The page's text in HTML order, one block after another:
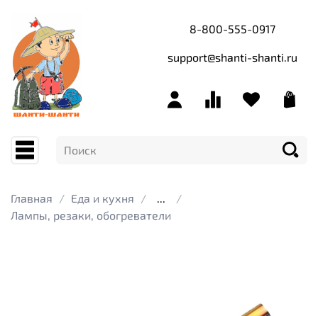
8-800-555-0917
support@shanti-shanti.ru
Главная Еда и кухня
Лампы, резаки, обогреватели